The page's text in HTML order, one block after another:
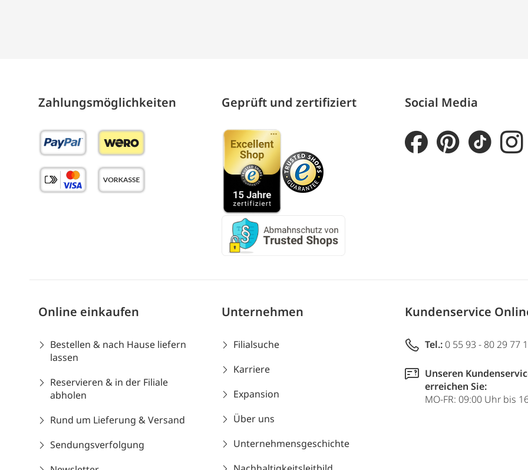
Zahlungs­möglich­keiten Geprüft und zertifiziert Social Media
Online einkaufen
Bestellen & nach Hause liefern
lassen
Reservieren & in der Filiale
abholen
Rund um Lieferung & Versand
Sendungsverfolgung
Unternehmen
Filialsuche
Karriere
Expansion
Über uns
Unternehmensgeschichte
Kundenservice
Tel.: 0 55 93 - 80 29 77
Unseren
erreichen Sie:
MO-FR: 09:00 Uhr bis